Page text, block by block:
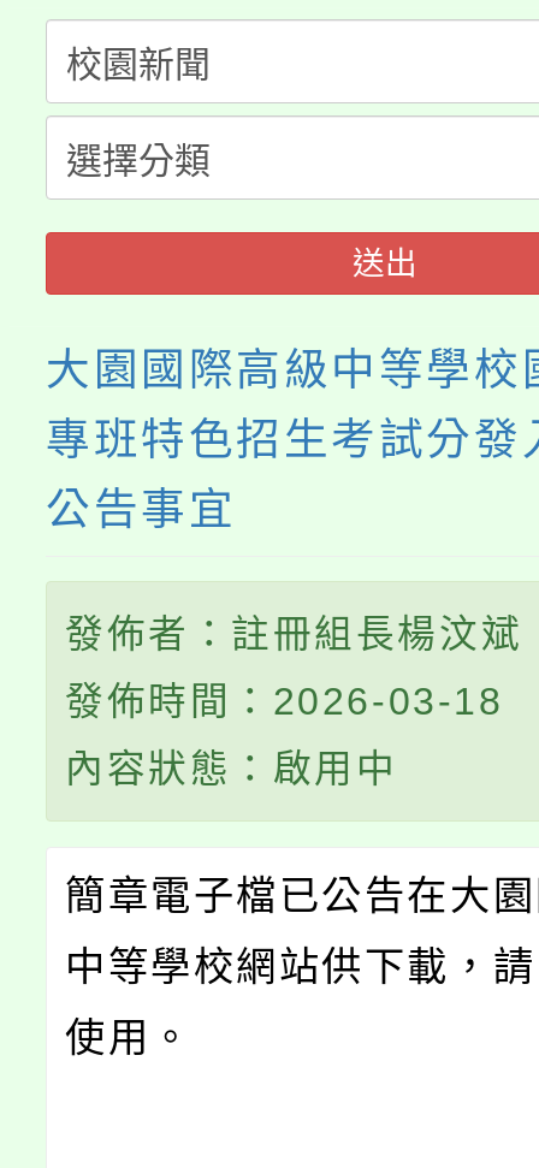
程，歡迎學生輔導中心
心理、諮商輔導、社會
系所師生報名參加。
縣市「校園短影音徵選
門員」簡章及活動海報
踴躍報名參加。
桃園市115學年度學生
要點
「桃園市補助參觀特色
展演活動實施計畫」
115年度「教育部表揚
義教育推展貢獻獎」
送出
大園國際高級中等學校
專班特色招生考試分發
公告事宜
發佈者：註冊組長楊汶斌
發佈時間：2026-03-18
內容狀態：啟用中
簡章電子檔已公告在大
中等學校網站供下載，
使用。